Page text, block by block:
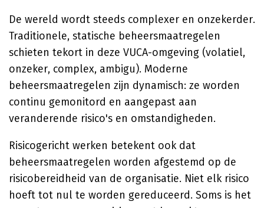
De wereld wordt steeds complexer en onzekerder.
Traditionele, statische beheersmaatregelen
schieten tekort in deze VUCA-omgeving (volatiel,
onzeker, complex, ambigu). Moderne
beheersmaatregelen zijn dynamisch: ze worden
continu gemonitord en aangepast aan
veranderende risico's en omstandigheden.
Risicogericht werken betekent ook dat
beheersmaatregelen worden afgestemd op de
risicobereidheid van de organisatie. Niet elk risico
hoeft tot nul te worden gereduceerd. Soms is het